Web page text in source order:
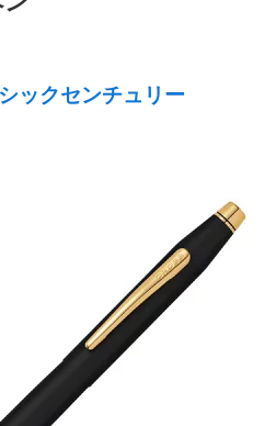
ックセンチュリー